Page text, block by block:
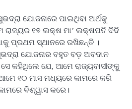
ଯୋଜନାରେ ପାଇଥିବା ଅର୍ଥକୁ
୧୭ ଲକ୍ଷ ମା’ ଲକ୍ଷପତି ଦିଦି
ପ୍ରଥମ ସ୍ଥାନରେ ରଖିଛନ୍ତି ।
ଯୋଜନାର ବହୁତ ବଡ଼ ଅବଦାନ
କହିଥିଲେ ଯେ, ଆମେ ରାଜ୍ୟବାସୀଙ୍କୁ
ଆମେ ୧୦ ମାସ ମଧ୍ୟରେ କାମରେ କରି
ବିଶ୍ୱାସ କରେ।